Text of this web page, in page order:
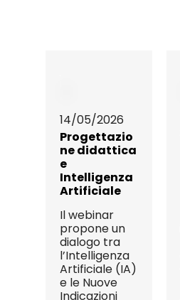
14/05/2026
Progettazio
ne didattica
e
Intelligenza
Artificiale
Il webinar
propone un
dialogo tra
l’Intelligenza
Artificiale (IA)
e le Nuove
Indicazioni